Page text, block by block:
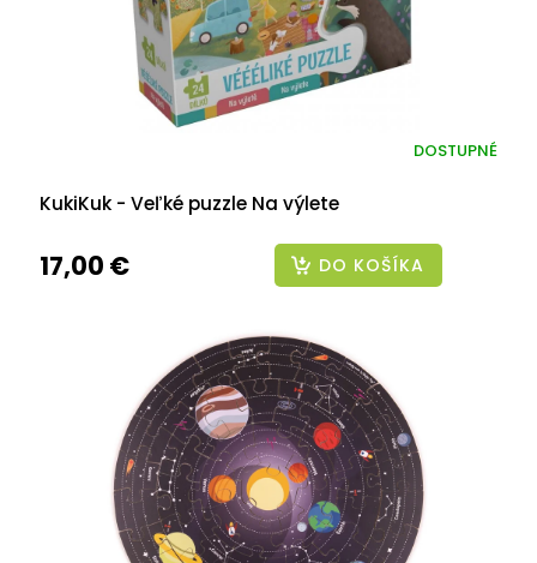
KukiKuk - Veľké puzzle Na výlete
DOSTUPNÉ
17,00 € DO KOŠÍKA